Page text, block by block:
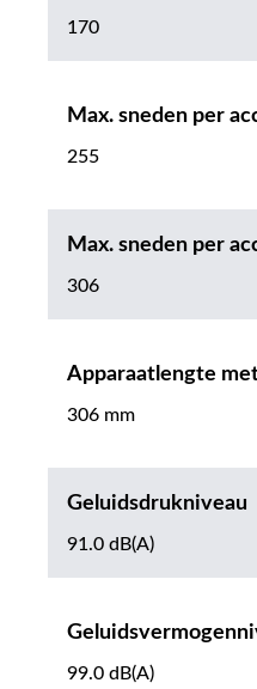
170
Max. sneden per
255
Max. sneden per
306
Apparaatlengte
306 mm
Geluidsdrukniveau
91.0 dB(A)
99.0 dB(A)